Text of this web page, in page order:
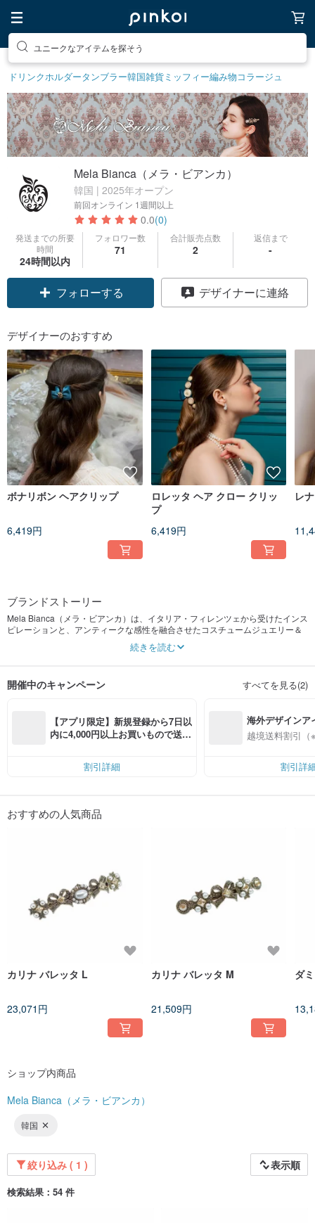
素敵な生活グッズを探そう
ドリンクホルダータンブラー韓国雑貨ミッフィー編み物コラージュ
Mela Bianca（メラ・ビアンカ）
韓国 | 2025年オープン
前回オンライン 1週間以上
0.0(0)
発送までの所要
時間
24時間以内
フォロワー数
71
合計販売点数
2
返信まで
-
フォローする デザイナーに連絡
デザイナーのおすすめ
ボナリボン ヘアクリップ
6,419円
ロレッタ ヘア クロー クリッ
プ
6,419円
レ
ブランドストーリー
Mela Bianca（メラ・ビアンカ）は、イタリア・フィレンツェから受けたインス
ピレーションと、アンティークな感性を融合させたコスチュームジュエリー＆
ヘアアクセサリーのデザイナーズブランドです。
白雪姫を魅了した「毒リンゴ」の危うい魅力が込められています。
私たちはすべての商品を自社で企画・デザイン・制作しています。
Instagram @melabianca_official
続きを読む
開催中のキャンペーン すべてを見る(2)
【アプリ限定】新規登録から7日以
内に4,000円以上お買いもので送料
割引詳細
海外デザインア
入
越境送料割引（
割引詳
おすすめの人気商品
カリナ バレッタ L
23,071円
カリナ バレッタ M
21,509円
ダ
ショップ内商品
Mela Bianca（メラ・ビアンカ）
韓国
絞り込み ( 1 ) 表示順
検索結果：54 件